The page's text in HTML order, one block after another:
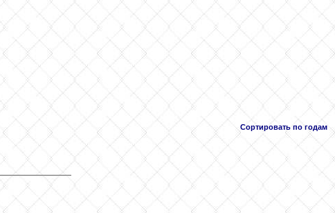
Сортировать по годам